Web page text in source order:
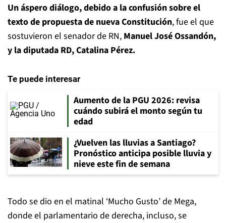
Un áspero diálogo, debido a la confusión sobre el
texto de propuesta de nueva Constitución, fue el que
sostuvieron el senador de RN, Manuel José Ossandón,
y la diputada RD, Catalina Pérez.
Te puede interesar
Aumento de la PGU 2026: revisa
cuándo subirá el monto según tu
edad
¿Vuelven las lluvias a Santiago?
Pronóstico anticipa posible lluvia y
nieve este fin de semana
Todo se dio en el matinal ‘Mucho Gusto’ de Mega,
donde el parlamentario de derecha, incluso, se